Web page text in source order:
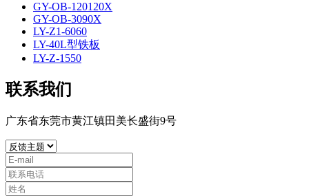
GY-OB-120120X
GY-OB-3090X
LY-Z1-6060
LY-40L型铁板
LY-Z-1550
联系我们
广东省东莞市黄江镇田美长盛街9号